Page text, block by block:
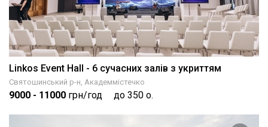
Linkos Event Hall - 6 сучасних залів з укриттям
Святошинський р-н, Академмістечко
9000 - 11000 грн/год до 350 о.